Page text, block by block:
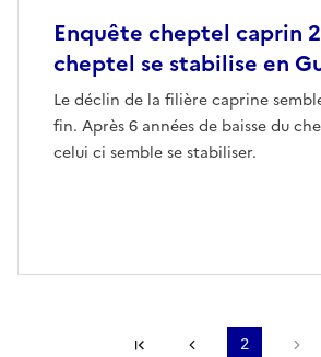
Enquête cheptel caprin
cheptel se stabilise en
Le déclin de la filière caprine
fin. Après 6 années de baisse du
celui ci semble se stabiliser.
Première page
Page
2